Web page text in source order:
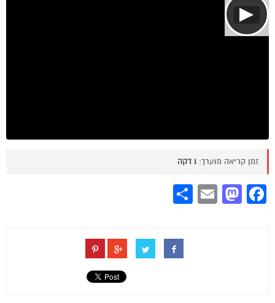
▶
זמן קריאה מוערך: 1 דקה
Facebook
Mastodon
Email